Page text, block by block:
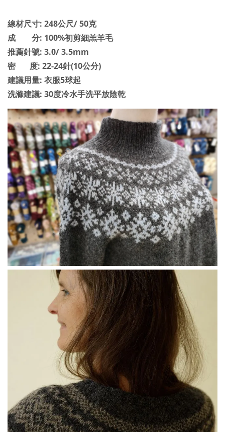
線材尺寸: 248公尺/ 50克
成 分: 100%初剪細羔羊毛
推薦針號: 3.0/ 3.5mm
密 度: 22-24針(10公分)
建議用量: 衣服5球起
洗滌建議: 30度冷水手洗平放陰乾